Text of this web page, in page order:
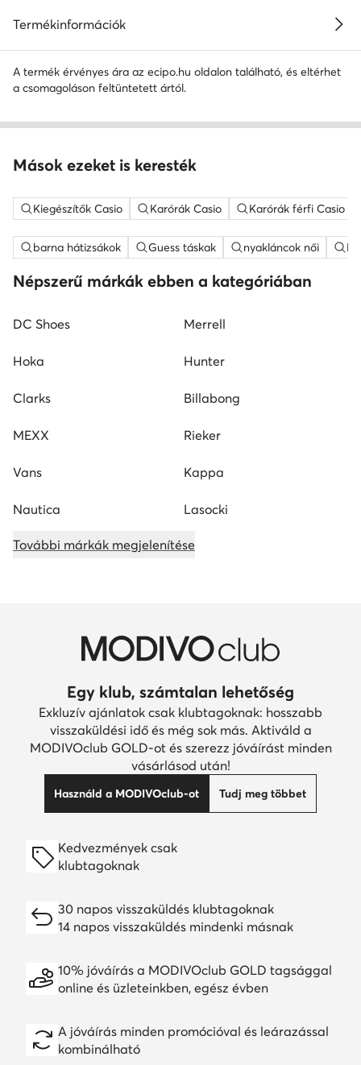
Termékinformációk
A termék érvényes ára az ecipo.hu oldalon található, és eltérhet
a csomagoláson feltüntetett ártól.
Mások ezeket is keresték
Kiegészítők Casio Karórák Casio Karórák férfi Casio
barna hátizsákok Guess táskak nyakláncok női
Népszerű márkák ebben a kategóriában
DC Shoes Merrell
Hoka Hunter
Clarks Billabong
MEXX Rieker
Vans Kappa
Nautica Lasocki
További márkák megjelenítése
Egy klub, számtalan lehetőség
Exkluzív ajánlatok csak klubtagoknak: hosszabb
visszaküldési idő és még sok más. Aktiváld a
MODIVOclub GOLD-ot és szerezz jóváírást minden
vásárlásod után!
Használd a MODIVOclub-ot Tudj meg többet
Kedvezmények csak
klubtagoknak
30 napos visszaküldés klubtagoknak
14 napos visszaküldés mindenki másnak
10% jóváírás a MODIVOclub GOLD tagsággal
online és üzleteinkben, egész évben
A jóváírás minden promócióval és leárazással
kombinálható